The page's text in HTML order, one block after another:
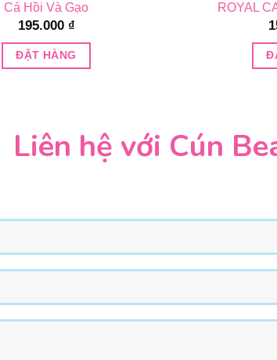
Cá Hồi Và Gạo
195.000 ₫
ĐẶT HÀNG
ROYAL
Liên hệ với Cún